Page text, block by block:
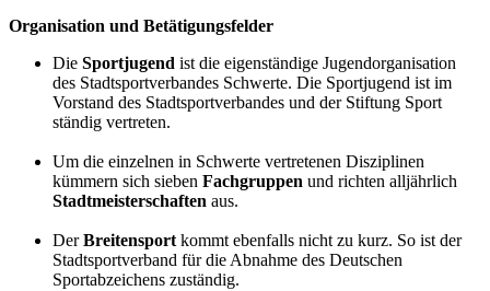
Organisation und Betätigungsfelder
Die Sportjugend ist die eigenständige Jugendorganisation
des Stadtsportverbandes Schwerte. Die Sportjugend ist im
Vorstand des Stadtsportverbandes und der Stiftung Sport
ständig vertreten.
Um die einzelnen in Schwerte vertretenen Disziplinen
kümmern sich sieben Fachgruppen und richten alljährlich
Stadtmeisterschaften aus.
DerBreitensport kommt ebenfalls nicht zu kurz. So ist der
Stadtsportverband für die Abnahme des Deutschen
Sportabzeichens zuständig.